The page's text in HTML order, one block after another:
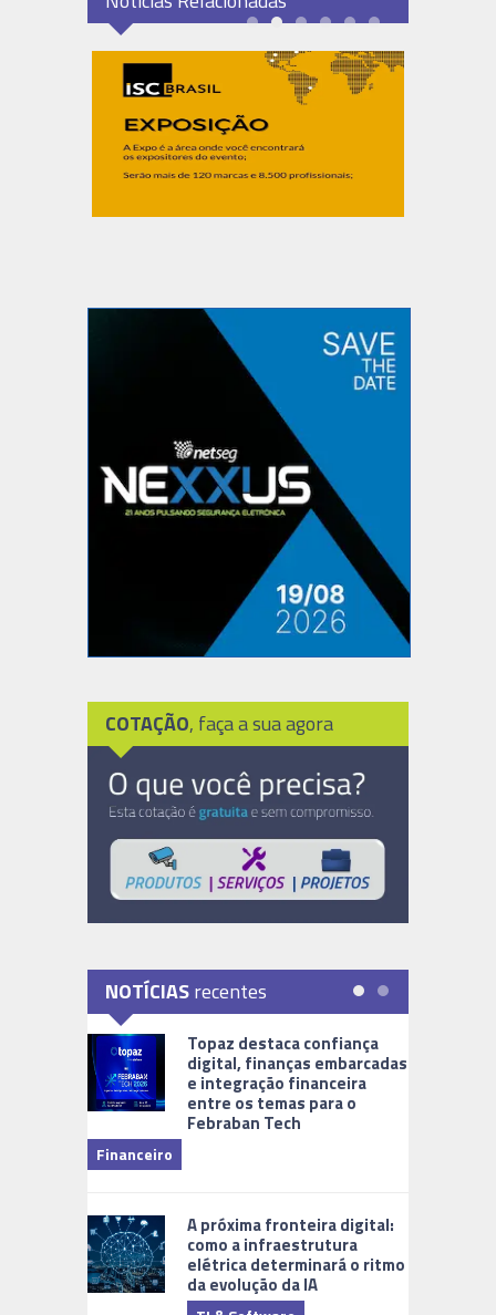
COTAÇÃO, faça a sua agora
NOTÍCIASrecentes
Topaz destaca confiança
digital, finanças embarcadas
e integração financeira
entre os temas para o
Febraban Tech
Financeiro
A próxima fronteira digital:
como a infraestrutura
elétrica determinará o ritmo
da evolução da IA